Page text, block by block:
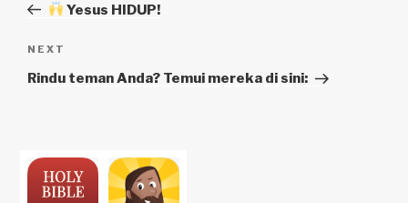
Post Yesus HIDUP!
Next
Post
NEXT
Rindu teman Anda? Temui mereka di sini: